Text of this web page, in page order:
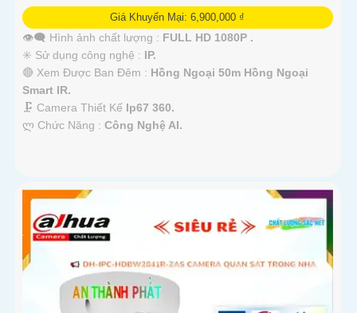
Giá Khuyến Mại: 6,900,000 ₫
👁️‍🗨 Hình ảnh chất lượng : FULL HD 1080P .
✳️ Sử dụng công nghệ : IP.
🔴 Xem Được Ban Đêm : Hồng Ngoại 50m Hồng Ngoại
Smart IR.
🗜️ Camera Thiết Kế Ip67 360.
️ლ Chức Năng : Công Nghệ AI.